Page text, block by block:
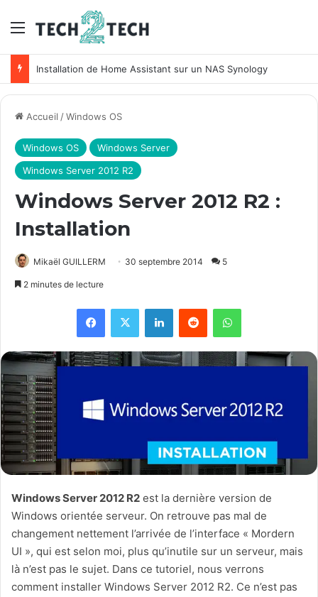
Menu
Installation de Home Assistant sur un NAS Synology
Accueil /Windows OS
Windows OS
Windows Server
Windows Server 2012 R2
Windows Server 2012 R2 :
Installation
Mikaël GUILLERM 30 septembre 2014 5
2 minutes de lecture
Windows Server 2012 R2 est la dernière version de
Windows orientée serveur. On retrouve pas mal de
changement nettement l’arrivée de l’interface « Mordern
UI », qui est selon moi, plus qu’inutile sur un serveur, mais
là n’est pas le sujet. Dans ce tutoriel, nous verrons
comment installer Windows Server 2012 R2. Ce n’est pas